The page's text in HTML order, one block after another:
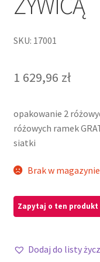
SKU: 17001
1 629,96 zł
opakowanie 2
różowych ramek
siatki
Brak w magazynie
Dodaj do listy